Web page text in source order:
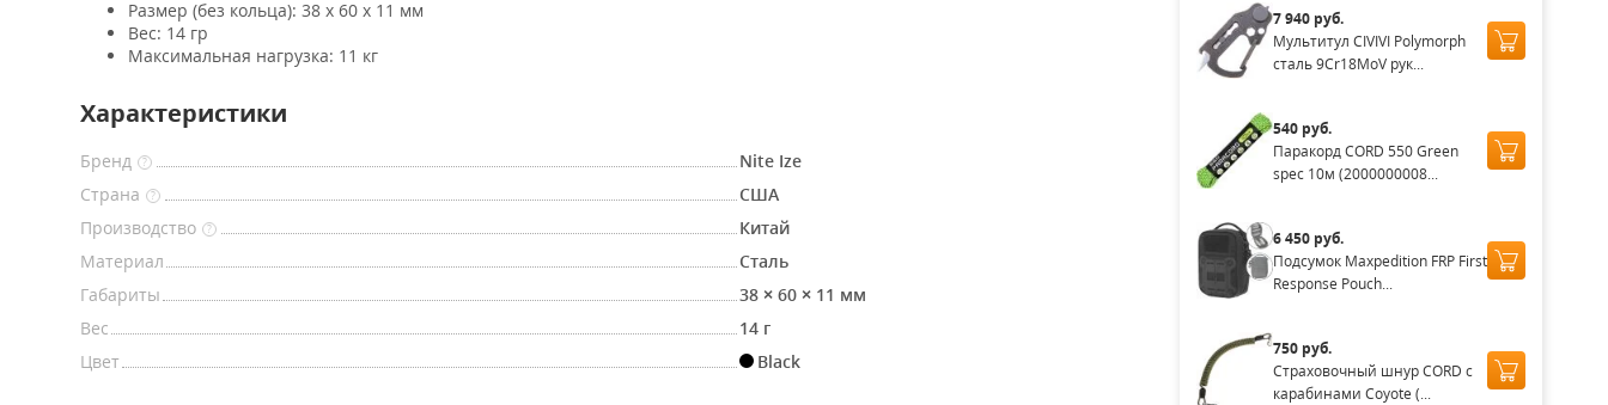
Размер (без кольца): 38 x 60 x 11 мм
Вес: 14 гр
Максимальная нагрузка: 11 кг
Характеристики
Бренд ?
Nite Ize
Страна
?
США
Производство
?
Китай
Материал
Сталь
Габариты
38 × 60 × 11 мм
Вес
14 г
Цвет
Black
7 940 руб.
Мультитул CIVIVI Polymorph
сталь 9Cr18MoV рук...
540 руб.
Паракорд CORD 550 Green
spec 10м (2000000008...
6 450 руб.
Подсумок Maxpedition FRP First
Response Pouch...
750 руб.
Страховочный шнур CORD с
карабинами Coyote (...